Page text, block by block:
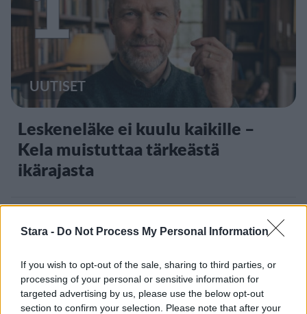
Stara - Do Not Process My Personal Information
If you wish to opt-out of the sale, sharing to third parties, or
processing of your personal or sensitive information for
targeted advertising by us, please use the below opt-out
section to confirm your selection. Please note that after your
UUTISET
Leskeneläke ei kuulu kaikille –
Kela muistuttaa tärkeästä
ikärajasta
2